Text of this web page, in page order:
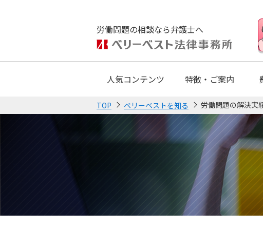
労働問題の相談なら弁護士へ
人気コンテンツ 特徴・ご案内
TOP ベリーベストを知る 労働問題の解決実